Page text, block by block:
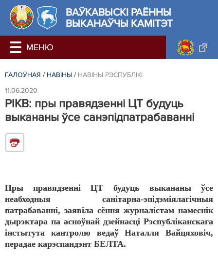
ВАЎКАВЫСКІ РАЁННЫ
ВЫКАНАЎЧЫ КАМІТЭТ
ГАЛОЎНАЯ / НАВIНЫ / НАВIНЫ РЭСПУБЛIКI
11.06.2020
РІКВ: пры правядзенні ЦТ будуць
выкананы ўсе санэпідпатрабаванні
Пры правядзенні ЦТ будуць выкананы ўсе
неабходныя санітарна-эпідэміялагічныя
патрабаванні, заявіла сёння журналістам намеснік
дырэктара па асноўнай дзейнасці Рэспубліканскага
інстытута кантролю ведаў Наталля Вайцяховіч,
перадае карэспандэнт БЕЛТА.